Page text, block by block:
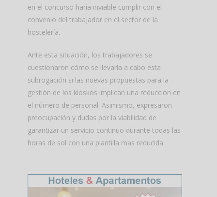
en el concurso haría inviable cumplir con el
convenio del trabajador en el sector de la
hostelería.
Ante esta situación, los trabajadores se
cuestionaron cómo se llevaría a cabo esta
subrogación si las nuevas propuestas para la
gestión de los kioskos implican una reducción en
el número de personal. Asimismo, expresaron
preocupación y dudas por la viabilidad de
garantizar un servicio continuo durante todas las
horas de sol con una plantilla mas reducida.